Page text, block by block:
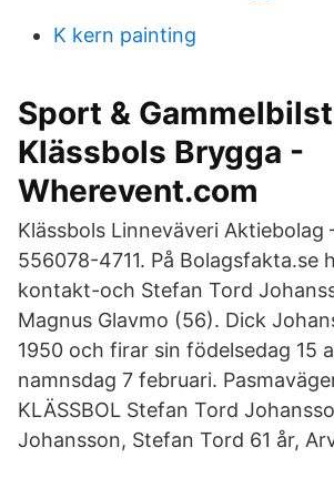
K kern painting
Sport &
Klässbols Brygga -
Wherevent.com
Klässbols Linneväveri Aktiebolag
556078-4711. På Bolagsfakta.se
kontakt-och Stefan Tord
Magnus Glavmo (56). Dick
1950 och firar sin födelsedag 15
namnsdag 7 februari.
KLÄSSBOL Stefan Tord
Johansson, Stefan Tord 61 år,